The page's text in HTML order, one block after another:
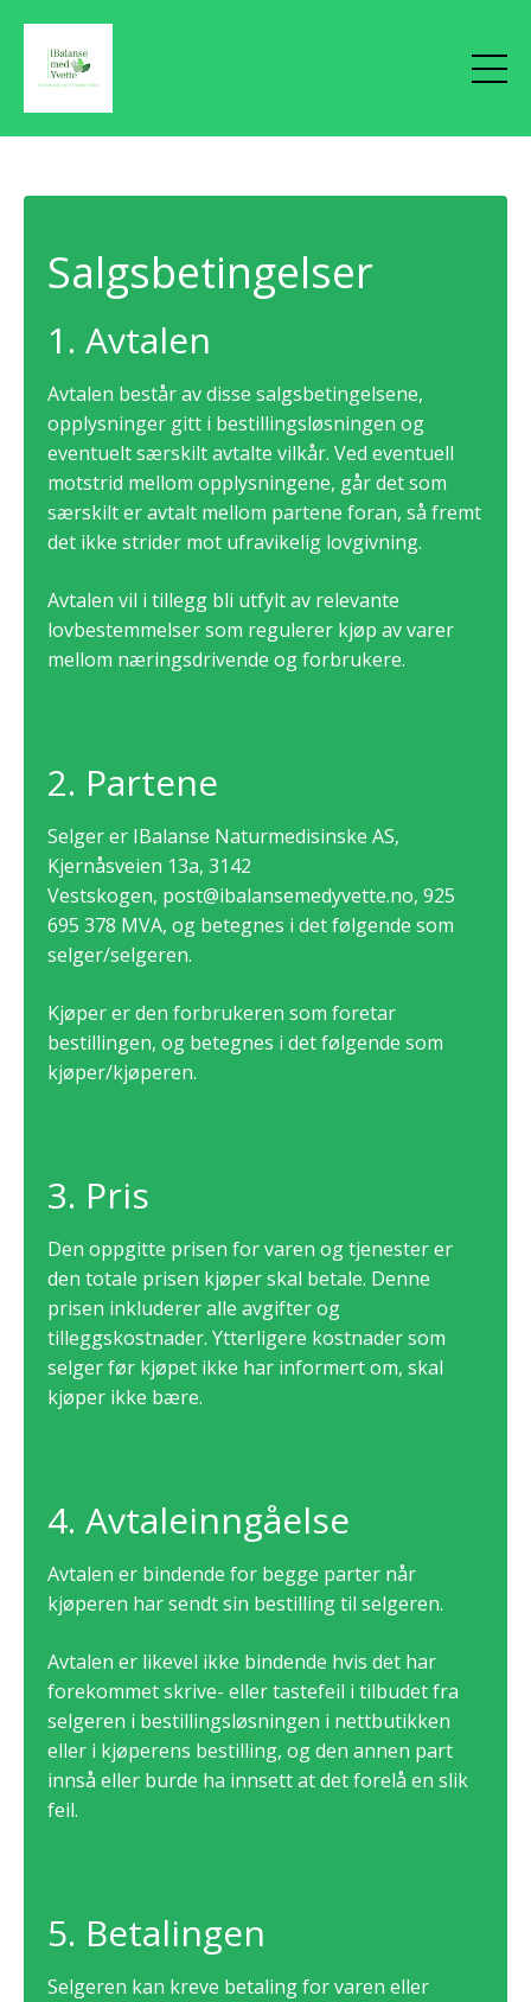
Salgsbetingelser
1. Avtalen
Avtalen består av disse salgsbetingelsene,
opplysninger gitt i bestillingsløsningen og
eventuelt særskilt avtalte vilkår. Ved eventuell
motstrid mellom opplysningene, går det som
særskilt er avtalt mellom partene foran, så fremt
det ikke strider mot ufravikelig lovgivning.
Avtalen vil i tillegg bli utfylt av relevante
lovbestemmelser som regulerer kjøp av varer
mellom næringsdrivende og forbrukere.
2. Partene
Selger er IBalanse Naturmedisinske AS,
Kjernåsveien 13a, 3142
Vestskogen, post@ibalansemedyvette.no, 925
695 378 MVA, og betegnes i det følgende som
selger/selgeren.
Kjøper er den forbrukeren som foretar
bestillingen, og betegnes i det følgende som
kjøper/kjøperen.
3. Pris
Den oppgitte prisen for varen og tjenester er
den totale prisen kjøper skal betale. Denne
prisen inkluderer alle avgifter og
tilleggskostnader. Ytterligere kostnader som
selger før kjøpet ikke har informert om, skal
kjøper ikke bære.
4. Avtaleinngåelse
Avtalen er bindende for begge parter når
kjøperen har sendt sin bestilling til selgeren.
Avtalen er likevel ikke bindende hvis det har
forekommet skrive- eller tastefeil i tilbudet fra
selgeren i bestillingsløsningen i nettbutikken
eller i kjøperens bestilling, og den annen part
innså eller burde ha innsett at det forelå en slik
feil.
5. Betalingen
Selgeren kan kreve betaling for varen eller